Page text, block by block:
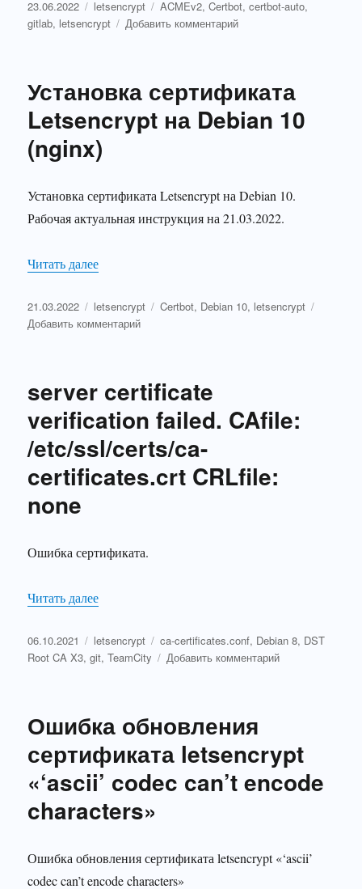
Опубликовано
23.06.2022 Рубрики
letsencrypt Метки
ACMEv2,Certbot,certbot-auto,
gitlab, letsencrypt Добавить комментарийк
для
Установка сертификата
Letsencrypt на Debian 10
(nginx)
Установка сертификата Letsencrypt на Debian 10.
Рабочая актуальная инструкция на 21.03.2022.
Читать далее«Установка сертификата Letsencrypt на Debian
Опубликовано
21.03.2022 Рубрики
letsencrypt Метки
Certbot, Debian 10, letsencrypt
Добавить комментарийк
Letsencrypt
Debian
10
(nginx)
server certificate
verification failed. CAfile:
/etc/ssl/certs/ca-
certificates.crt CRLfile:
none
Ошибка сертификата.
Читать далее«server certificate verification failed. CAfile: /etc/
Опубликовано
06.10.2021 Рубрики
letsencrypt Метки
ca-certificates.conf, Debian 8, DST
Root CA X3,git,TeamCity Добавить комментарийк
CAfile:
/etc/ssl/certs/ca-
certificates.crt
Ошибка обновления
сертификата letsencrypt
«‘ascii’ codec can’t encode
characters»
Ошибка обновления сертификата letsencrypt «‘ascii’
codec can’t encode characters»